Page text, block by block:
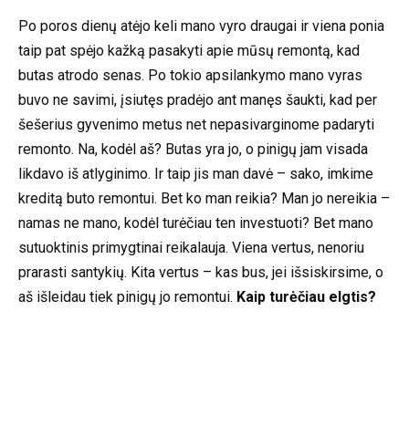
Po poros dienų atėjo keli mano vyro draugai ir viena ponia
taip pat spėjo kažką pasakyti apie mūsų remontą, kad
butas atrodo senas. Po tokio apsilankymo mano vyras
buvo ne savimi, įsiutęs pradėjo ant manęs šaukti, kad per
šešerius gyvenimo metus net nepasivarginome padaryti
remonto. Na, kodėl aš? Butas yra jo, o pinigų jam visada
likdavo iš atlyginimo. Ir taip jis man davė – sako, imkime
kreditą buto remontui. Bet ko man reikia? Man jo nereikia –
namas ne mano, kodėl turėčiau ten investuoti? Bet mano
sutuoktinis primygtinai reikalauja. Viena vertus, nenoriu
prarasti santykių. Kita vertus – kas bus, jei išsiskirsime, o
aš išleidau tiek pinigų jo remontui. Kaip turėčiau elgtis?